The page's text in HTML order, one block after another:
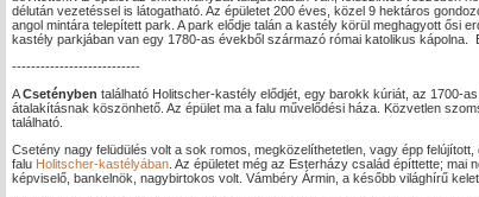
délután vezetéssel is látogatható. Az épületet 200 éves, közel 9 hektáros
angol mintára telepített park. A park elődje talán a kastély körül meghagyott ősi
kastély parkjában van egy 1780-as évekből származó római katolikus kápolna.
---------------------------
ACsetényben található Holitscher-kastély elődjét, egy barokk kúriát, az 1700-
átalakításnak köszönhető. Az épület ma a falu művelődési háza. Közvetlen
található.
Csetény nagy felüdülés volt a sok romos, megközelíthetetlen, vagy épp
falu Holitscher-kastélyában . Az épületet még az Esterházy család építtette;
képviselő, bankelnök, nagybirtokos volt. Vámbéry Ármin, a később világhírű